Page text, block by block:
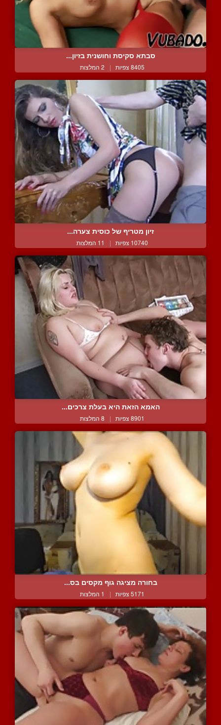
סבתא סקיסת וחושנית בזיון...
8405 צפיות | 2 המלצות
זיון מטריף של כוסית צערה...
10740 צפיות | 11 המלצות
האמא הזאת היא בעלת צרכים...
8901 צפיות | 8 המלצות
בחורה מציגה גוף מקסים בס...
5171 צפיות | 1 המלצות